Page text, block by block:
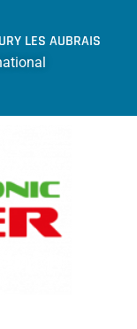
LES AUBRAIS